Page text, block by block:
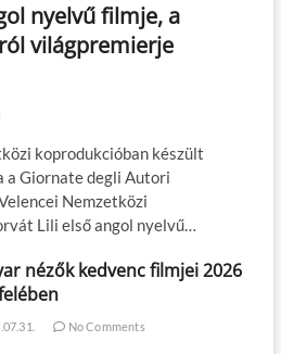
nyelvű filmje, a
világpremierje
koprodukcióban készült
a Giornate degli Autori
Nemzetközi
Lili első angol nyelvű…
nézők kedvenc filmjei 2026
No Comments